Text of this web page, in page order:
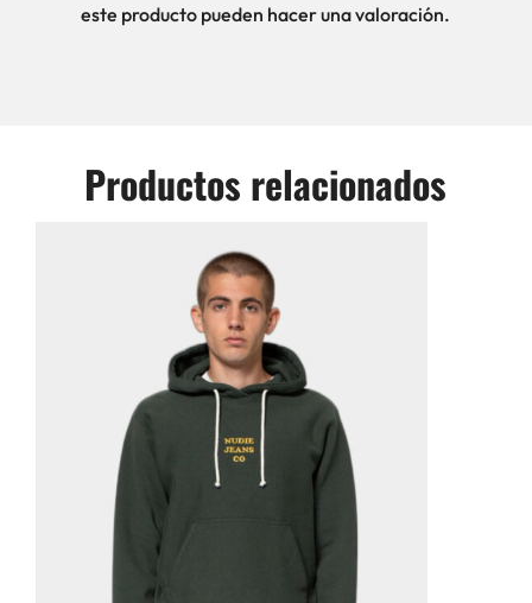
este producto pueden hacer una valoración.
Productos relacionados